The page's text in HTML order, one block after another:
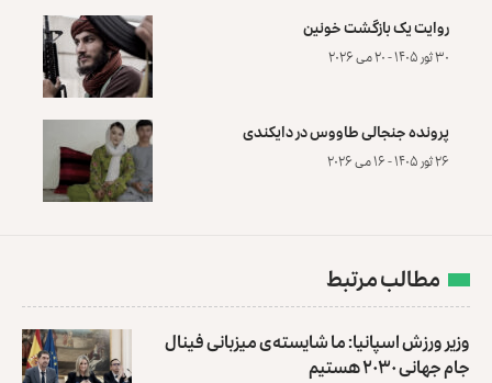
روایت یک بازگشت خونین
۳۰ ثور ۱۴۰۵ - ۲۰ می ۲۰۲۶
پرونده‌ جنجالی طاووس در دایکندی
۲۶ ثور ۱۴۰۵ - ۱۶ می ۲۰۲۶
مطالب مرتبط
وزیر ورزش اسپانیا: ما شایسته‌ی میزبانی فینال
جام جهانی ۲۰۳۰ هستیم